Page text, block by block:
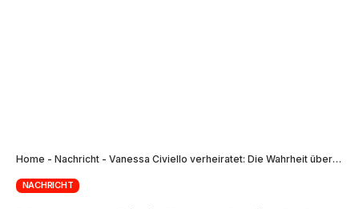
Home - Nachricht - Vanessa Civiello verheiratet: Die Wahrheit über ihr Privatleben und ihre inspirierende Karriere
NACHRICHT